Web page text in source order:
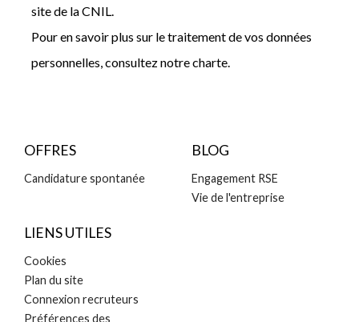
site de la CNIL.
Pour en savoir plus sur le traitement de vos données
personnelles, consultez notre charte.
OFFRES
Candidature spontanée
BLOG
Engagement RSE
Vie de l'entreprise
LIENS UTILES
Cookies
Plan du site
Connexion recruteurs
Préférences des